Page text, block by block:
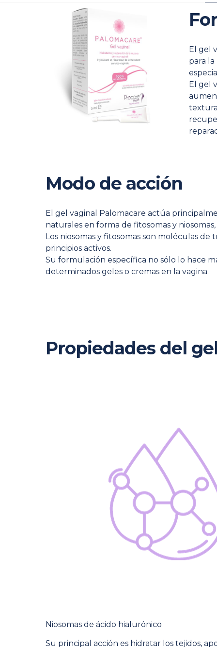
El gel
para
El gel
Modo de acción
El gel vaginal Palomacare actúa
naturales en forma de fitosomas y
Los niosomas y fitosomas son moléculas
principios activos.
Su formulación específica no sólo lo hace
determinados geles o cremas en la vagina.
Propiedades del
Niosomas de ácido hialurónico
Su principal acción es hidratar los tejidos,